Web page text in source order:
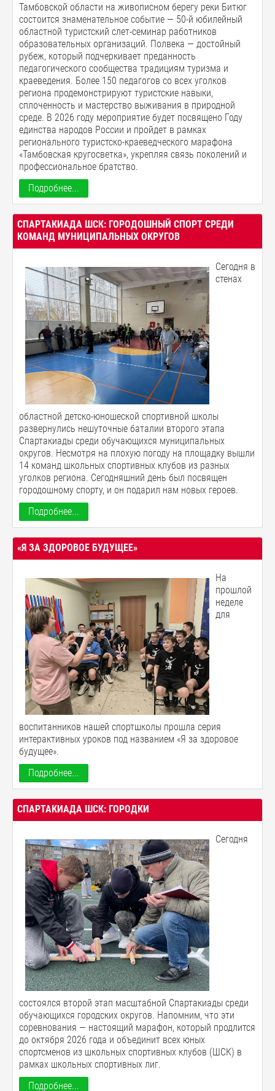
Тамбовской области на живописном берегу реки Битюг
состоится знаменательное событие — 50-й юбилейный
областной туристский слет-семинар работников
образовательных организаций. Полвека — достойный
рубеж, который подчеркивает преданность
педагогического сообщества традициям туризма и
краеведения. Более 150 педагогов со всех уголков
региона продемонстрируют туристские навыки,
сплоченность и мастерство выживания в природной
среде. В 2026 году мероприятие будет посвящено Году
единства народов России и пройдет в рамках
регионального туристско-краеведческого марафона
«Тамбовская кругосветка», укрепляя связь поколений и
профессиональное братство.
Подробнее...
СПАРТАКИАДА ШСК: ГОРОДОШНЫЙ СПОРТ СРЕДИ
КОМАНД МУНИЦИПАЛЬНЫХ ОКРУГОВ
Сегодня в
стенах
областной детско-юношеской спортивной школы
развернулись нешуточные баталии второго этапа
Спартакиады среди обучающихся муниципальных
округов. Несмотря на плохую погоду на площадку вышли
14 команд школьных спортивных клубов из разных
уголков региона. Сегодняшний день был посвящен
городошному спорту, и он подарил нам новых героев.
Подробнее...
«Я ЗА ЗДОРОВОЕ БУДУЩЕЕ»
На
прошлой
неделе
для
воспитанников нашей спортшколы прошла серия
интерактивных уроков под названием «Я за здоровое
будущее».
Подробнее...
СПАРТАКИАДА ШСК: ГОРОДКИ
Сегодня
состоялся второй этап масштабной Спартакиады среди
обучающихся городских округов. Напомним, что эти
соревнования — настоящий марафон, который продлится
до октября 2026 года и объединит всех юных
спортсменов из школьных спортивных клубов (ШСК) в
рамках школьных спортивных лиг.
Подробнее...